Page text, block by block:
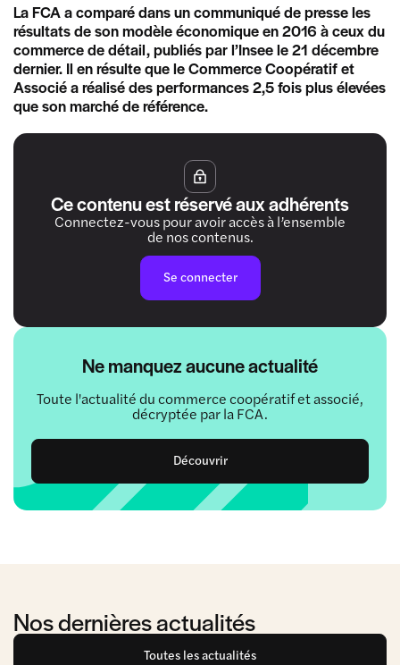
Ne manquez aucune actualité
Toute l'actualité du commerce coopératif et associé,
décryptée par la FCA.
Découvrir
La FCA a comparé dans un communiqué de presse les
résultats de son modèle économique en 2016 à ceux du
commerce de détail, publiés par l’Insee le 21 décembre
dernier. Il en résulte que le Commerce Coopératif et
Associé a réalisé des performances 2,5 fois plus élevées
que son marché de référence.
Ce contenu est réservé aux adhérents
Connectez-vous pour avoir accès à l’ensemble
de nos contenus.
Se connecter
Nos dernières actualités
Toutes les actualités